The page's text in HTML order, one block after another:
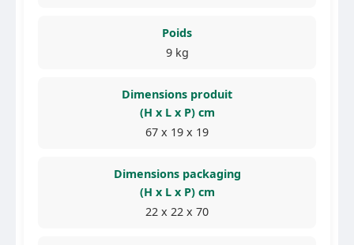
Poids
9 kg
Dimensions produit
(H x L x P) cm
67 x 19 x 19
Dimensions packaging
(H x L x P) cm
22 x 22 x 70